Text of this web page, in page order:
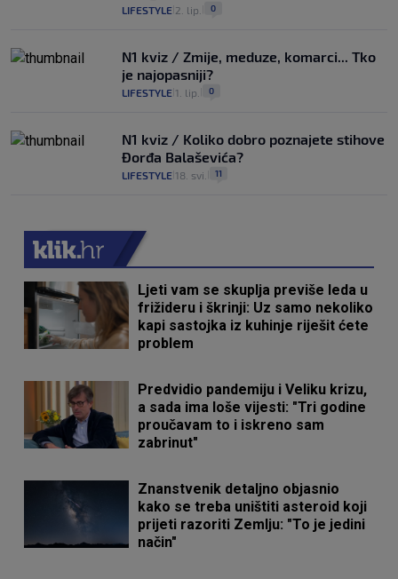
LIFESTYLE 2. lip. 0
N1 kviz / Zmije, meduze, komarci... Tko
je najopasniji?
LIFESTYLE 1. lip. 0
N1 kviz / Koliko dobro poznajete stihove
Đorđa Balaševića?
LIFESTYLE 18. svi. 11
Ljeti vam se skuplja previše leda u
frižideru i škrinji: Uz samo nekoliko
kapi sastojka iz kuhinje riješit ćete
problem
Predvidio pandemiju i Veliku krizu,
a sada ima loše vijesti: "Tri godine
proučavam to i iskreno sam
zabrinut"
Znanstvenik detaljno objasnio
kako se treba uništiti asteroid koji
prijeti razoriti Zemlju: "To je jedini
način"